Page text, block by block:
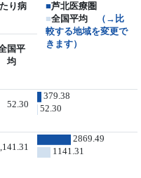
り病
■芦北医療圏
■全国平均
（→比
較する地域を変更で
きます）
国平
均
52.30
379.38
52.30
2869.49
1141.31